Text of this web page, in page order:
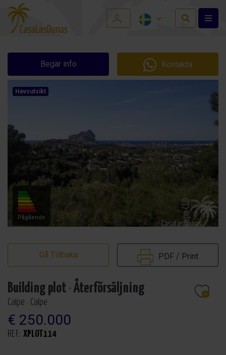
Begär info Kontakta
Havsutsikt
Pågående
Gå Tillbaka PDF / Print
Building plot ·Återförsäljning
Calpe · Calpe
€ 250.000
REF.: XPLOT114